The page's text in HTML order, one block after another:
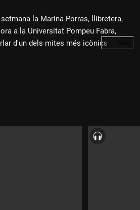
la Marina Porras, llibretera,
a la Universitat Pompeu Fabra,
d'un dels mites més icònics de la
gran Gatsby", de Francis Scott